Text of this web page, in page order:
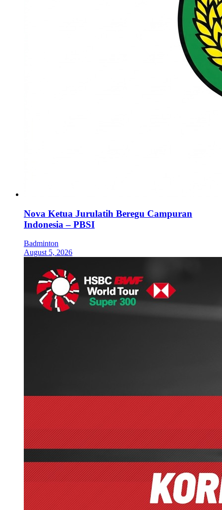
Nova Ketua Jurulatih Beregu Campuran
Indonesia – PBSI
Badminton
August 5, 2026